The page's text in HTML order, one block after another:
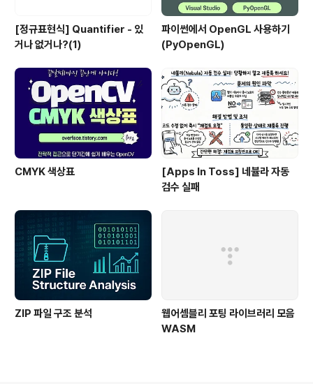
[정규표현식] Quantifier - 있
거나 없거나?(1)
파이썬에서 OpenGL 사용하기
(PyOpenGL)
CMYK 색상표
[Apps In Toss] 네뷸라 자동
검수 실패
ZIP 파일 구조 분석
웹어셈블리 포팅 라이브러리 모음
WASM